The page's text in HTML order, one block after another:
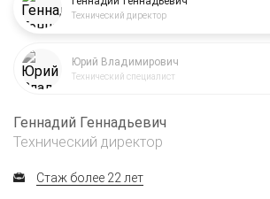
Технический директор
Юрий Владимирович
Технический специалист
Геннадий Геннадьевич
Технический директор
Стаж более 22 лет